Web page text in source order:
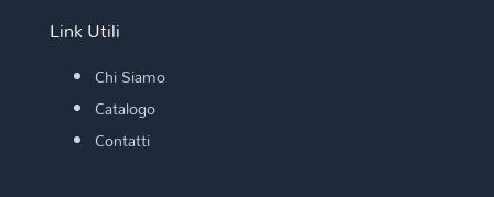
Link Utili
Chi Siamo
Catalogo
Contatti